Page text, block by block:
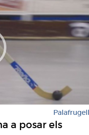
Palafrugell
a posar els